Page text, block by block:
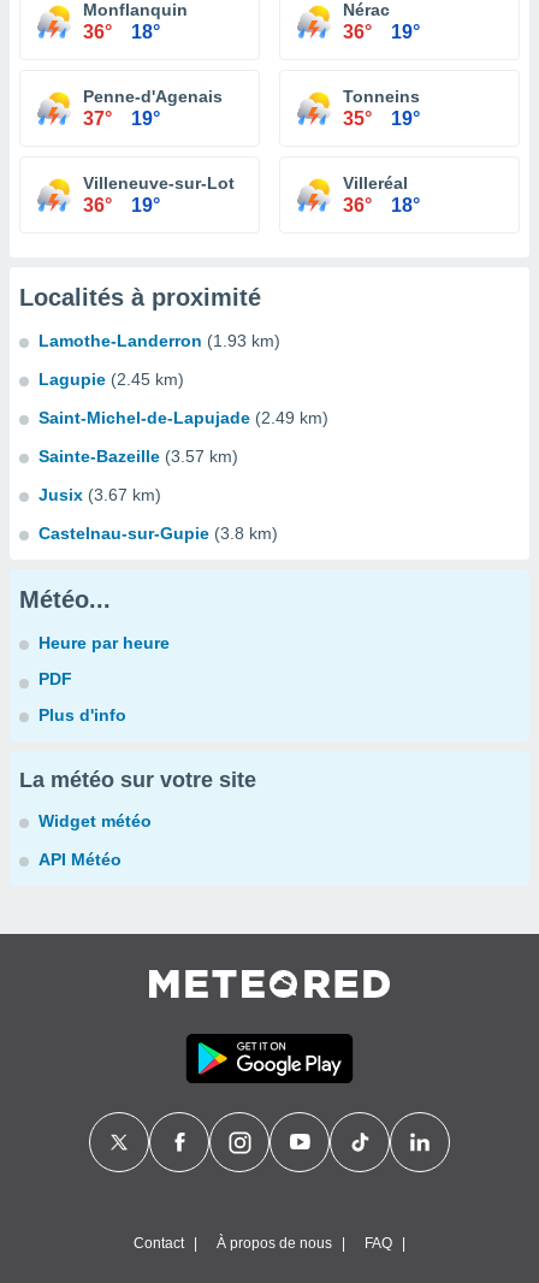
Monflanquin
36° 18°
Nérac
36° 19°
Penne-d'Agenais
37° 19°
Tonneins
35° 19°
Villeneuve-sur-Lot
36° 19°
Villeréal
36° 18°
Localités à proximité
Lamothe-Landerron (1.93 km)
Lagupie (2.45 km)
Saint-Michel-de-Lapujade (2.49 km)
Sainte-Bazeille (3.57 km)
Jusix (3.67 km)
Castelnau-sur-Gupie (3.8 km)
Météo...
Heure par heure
PDF
Plus d'info
La météo sur votre site
Widget météo
API Météo
Contact À propos de nous FAQ